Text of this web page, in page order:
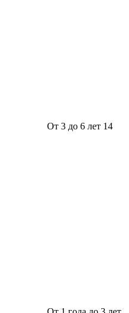
От 3 до 6 лет 14